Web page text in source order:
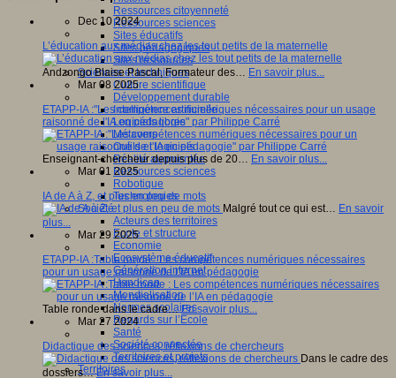
Ressources citoyenneté
Ressources sciences
Sites éducatifs
Sites pédagogiques
Sites ressources
Sciences et techniques
Culture scientifique
Développement durable
Intelligence artificielle
Logiciels libres
Métavers
Outils et logiciels
Réalité augmentée
Ressources sciences
Robotique
Technologies
Société
Acteurs des territoires
Ecole et structure
Economie
Ecosystème éducatif
Génération internet
Handicap
Mondialisation
Normes scolaires
Regards sur l’Ecole
Santé
Société connectée
Territoires et projets
Territoires
Dec 10 2024
L’éducation aux médias chez les tout petits de la maternelle
Andzongo Blaise Pascal, Formateur des… En savoir plus...
Mar 08 2025
ETAPP-IA :"Les compétences numériques nécessaires pour un usage
raisonné de l'IA en pédagogie" par Philippe Carré
Enseignant-chercheur depuis plus de 20… En savoir plus...
Mar 01 2025
IA de A à Z, et plus en peu de mots
Malgré tout ce qui est… En savoir
plus...
Mar 29 2025
ETAPP-IA :Table ronde : Les compétences numériques nécessaires
pour un usage raisonné de l’IA en pédagogie
Table ronde dans le cadre…En savoir plus...
Mar 27 2024
Didactique des sciences, réflexions de chercheurs
Dans le cadre des
dossiers…En savoir plus...